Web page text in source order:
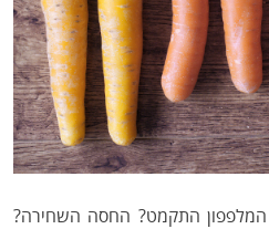
התקמט? החסה השחירה?